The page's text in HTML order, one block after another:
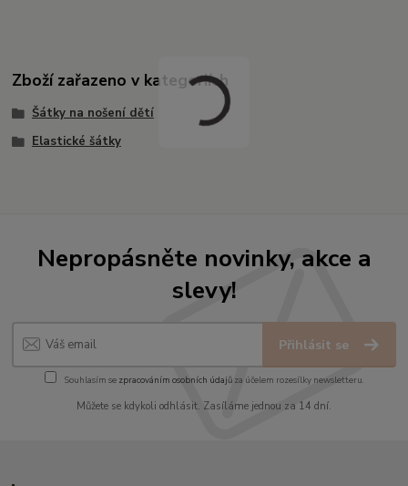
Zboží zařazeno v kategoriích
Šátky na nošení dětí
Elastické šátky
Nepropásněte novinky, akce a
slevy!
Přihlásit se
Souhlasím se zpracováním osobních údajůza účelem rozesílky newsletteru.
Můžete se kdykoli odhlásit. Zasíláme jednou za 14 dní.